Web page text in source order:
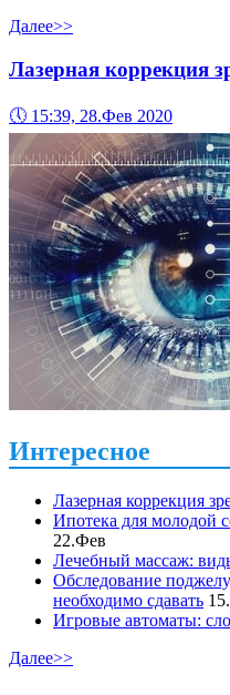
Далее>>
Лазерная коррекция
🕔 15:39, 28.Фев 2020
Интересное
Лазерная коррекция
Ипотека для молодой
22.Фев
Лечебный массаж:
Обследование
необходимо сдавать
Игровые автоматы:
Далее>>